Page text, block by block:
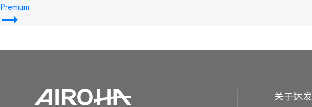
Premium
关于达发